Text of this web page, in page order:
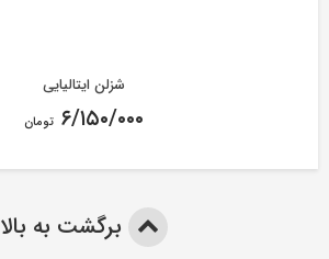
شزلن ایتالیایی
۶/۱۵۰/۰۰۰ تومان
برگشت به بالا